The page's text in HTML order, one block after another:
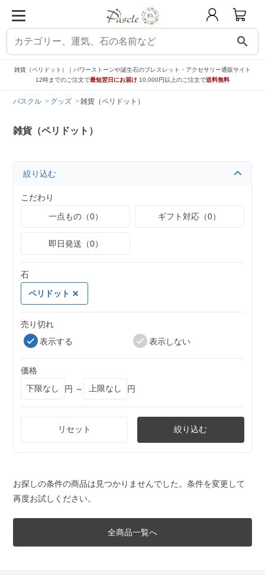
search
雑貨（ペリドット）｜パワーストーンや誕生石のブレスレット・アクセサリー通販サイト
12時までのご注文で最短翌日にお届け 10,000円以上のご注文で送料無料
パスクル グッズ 雑貨（ペリドット）
雑貨（ペリドット）
絞り込む
こだわり
一点もの（0）
ギフト対応（0）
即日発送（0）
石
ペリドット
売り切れ
表示する
表示しない
価格
円 ～
円
リセット 絞り込む
お探しの条件の商品は見つかりませんでした。条件を変更して
再度お試しください。
全商品一覧へ